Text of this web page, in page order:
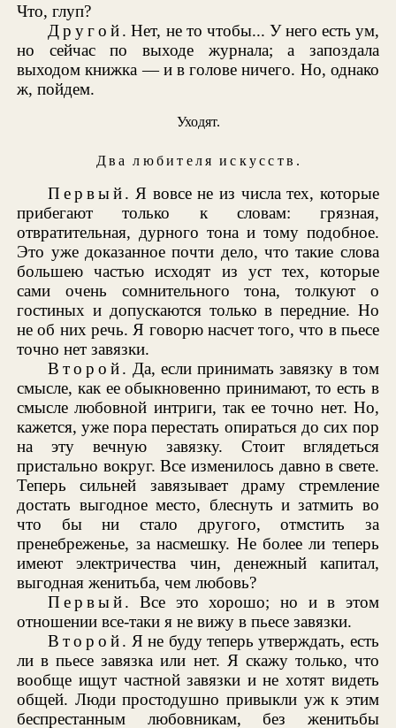
Что, глуп?
Другой. Нет, не то чтобы... У него есть ум,
но сейчас по выходе журнала; а запоздала
выходом книжка — и в голове ничего. Но, однако
ж, пойдем.
Уходят.
Два любителя искусств .
Первый. Я вовсе не из числа тех, которые
прибегают только к словам: грязная,
отвратительная, дурного тона и тому подобное.
Это уже доказанное почти дело, что такие слова
большею частью исходят из уст тех, которые
сами очень сомнительного тона, толкуют о
гостиных и допускаются только в передние. Но
не об них речь. Я говорю насчет того, что в пьесе
точно нет завязки.
Второй. Да, если принимать завязку в том
смысле, как ее обыкновенно принимают, то есть в
смысле любовной интриги, так ее точно нет. Но,
кажется, уже пора перестать опираться до сих пор
на эту вечную завязку. Стоит вглядеться
пристально вокруг. Все изменилось давно в свете.
Теперь сильней завязывает драму стремление
достать выгодное место, блеснуть и затмить во
что бы ни стало другого, отмстить за
пренебреженье, за насмешку. Не более ли теперь
имеют электричества чин, денежный капитал,
выгодная женитьба, чем любовь?
Первый. Все это хорошо; но и в этом
отношении все-таки я не вижу в пьесе завязки.
Второй. Я не буду теперь утверждать, есть
ли в пьесе завязка или нет. Я скажу только, что
вообще ищут частной завязки и не хотят видеть
общей. Люди простодушно привыкли уж к этим
беспрестанным любовникам, без женитьбы